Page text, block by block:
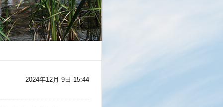
2024年12月 9日 15:44